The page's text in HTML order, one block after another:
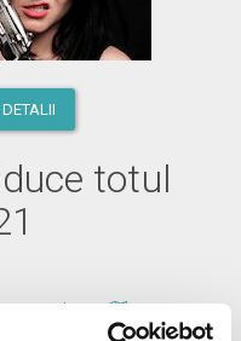
totul
vezi pe harta